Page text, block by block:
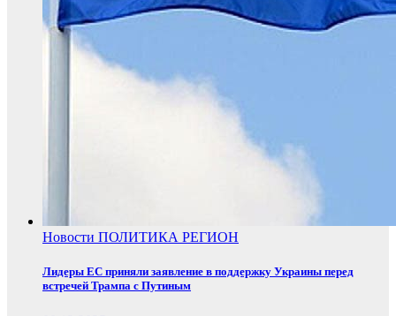
Новости ПОЛИТИКА РЕГИОН
Лидеры ЕС приняли заявление в поддержку Украины перед
встречей Трампа с Путиным